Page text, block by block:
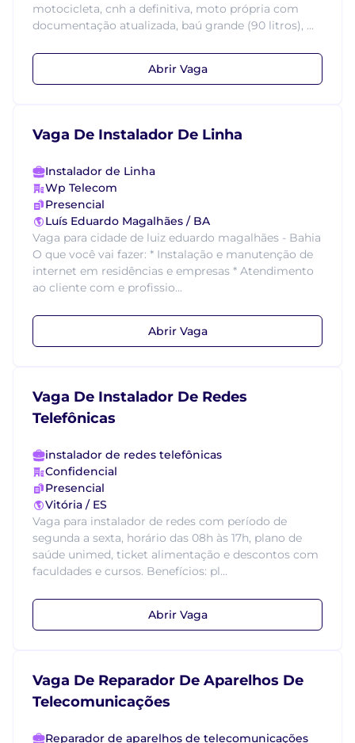
motocicleta, cnh a definitiva, moto própria com
documentação atualizada, baú grande (90 litros), ...
Abrir Vaga
Vaga De Instalador De Linha
Instalador de Linha
Wp Telecom
Presencial
Luís Eduardo Magalhães / BA
Vaga para cidade de luiz eduardo magalhães - Bahia
O que você vai fazer: * Instalação e manutenção de
internet em residências e empresas * Atendimento
ao cliente com e profissio...
Abrir Vaga
Vaga De Instalador De Redes
Telefônicas
instalador de redes telefônicas
Confidencial
Presencial
Vitória / ES
Vaga para instalador de redes com período de
segunda a sexta, horário das 08h às 17h, plano de
saúde unimed, ticket alimentação e descontos com
faculdades e cursos. Benefícios: pl...
Abrir Vaga
Vaga De Reparador De Aparelhos De
Telecomunicações
Reparador de aparelhos de telecomunicações